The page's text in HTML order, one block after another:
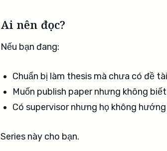
Ai nên đọc?
Nếu bạn đang:
Chuẩn bị làm thesis mà chưa có đề tài
Muốn publish paper nhưng không
Có supervisor nhưng họ không
Series này cho bạn.